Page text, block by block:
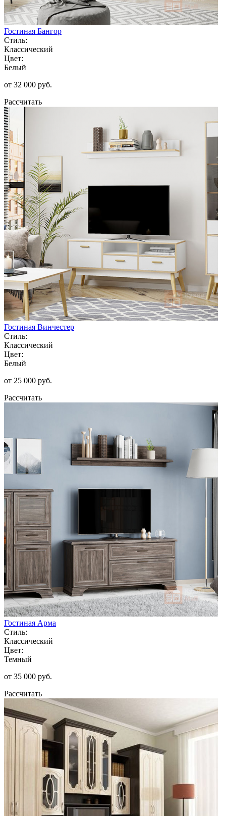
Гостиная Бангор
Стиль:
Классический
Цвет:
Белый
от 32 000 руб.
Рассчитать
Гостиная Винчестер
Стиль:
Классический
Цвет:
Белый
от 25 000 руб.
Рассчитать
Гостиная Арма
Стиль:
Классический
Цвет:
Темный
от 35 000 руб.
Рассчитать